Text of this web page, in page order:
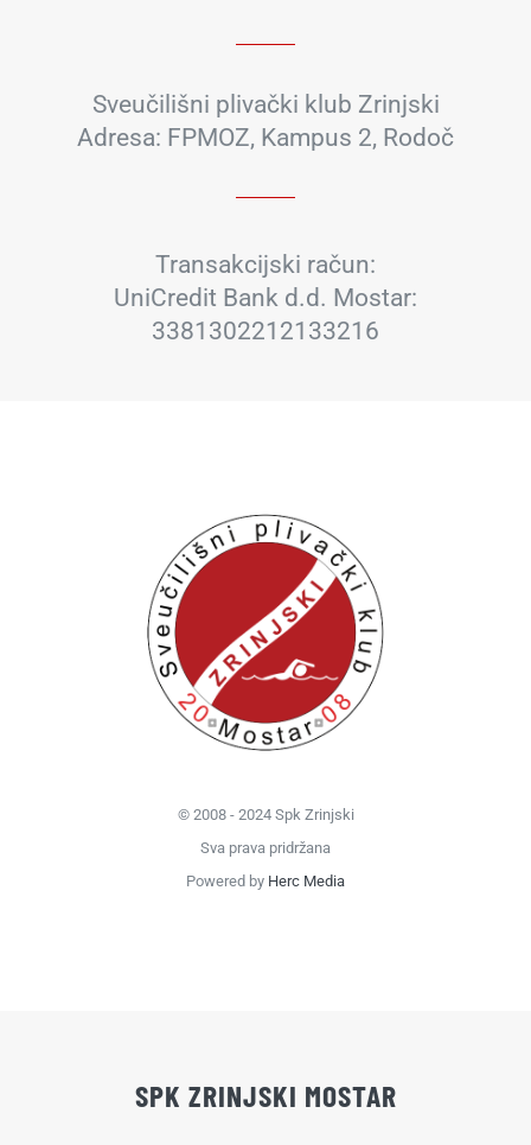
Sveučilišni plivački klub Zrinjski
Adresa: FPMOZ, Kampus 2, Rodoč
Transakcijski račun:
UniCredit Bank d.d. Mostar:
3381302212133216
© 2008 - 2024 Spk Zrinjski
Sva prava pridržana
Powered by Herc Media
SPK ZRINJSKI MOSTAR